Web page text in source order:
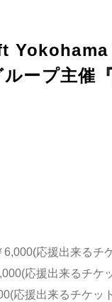
ープ主催
6,000(応援出来るチ
応援出来るチケ
応援出来るチケッ